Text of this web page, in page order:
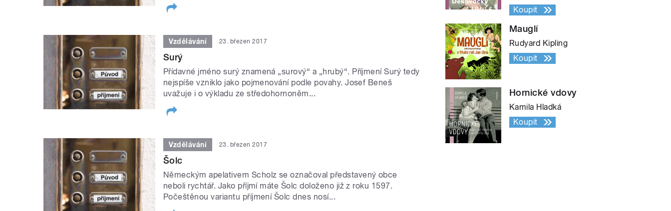
Vzdělávání 23. březen 2017
Surý
Přídavné jméno surý znamená „surový“ a „hrubý“. Příjmení Surý tedy
nejspíše vzniklo jako pojmenování podle povahy. Josef Beneš
uvažuje i o výkladu ze středohornoněm...
Vzdělávání 23. březen 2017
Šolc
Německým apelativem Scholz se označoval představený obce
neboli rychtář. Jako příjmí máte Šolc doloženo již z roku 1597.
Počeštěnou variantu příjmení Šolc dnes nosí...
Koupit
Mauglí
Rudyard Kipling
Koupit
Hornické vdovy
Kamila Hladká
Koupit